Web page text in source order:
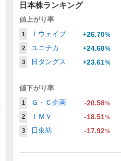
日本株ランキング
値上がり率
1 Ｉウェイブ +26.70%
2
ユニチカ +24.68%
3
日タングス +23.61%
値下がり率
1 Ｇ・Ｃ企画 -20.58%
2
ＩＭＶ -18.51%
3
日東紡 -17.92%